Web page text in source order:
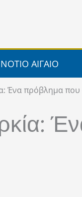
ΝΟΤΙΟ ΑΙΓΑΙΟ
Ένα πρόβλημα που